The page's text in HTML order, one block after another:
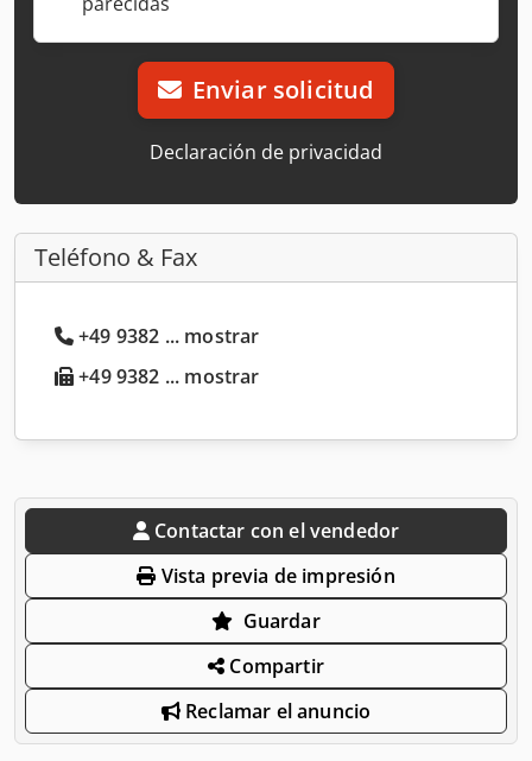
Enviar solicitud
Declaración de privacidad
Teléfono & Fax
+49 9382 ... mostrar
+49 9382 ... mostrar
Contactar con el vendedor
Vista previa de impresión
Guardar
Compartir
Reclamar el anuncio